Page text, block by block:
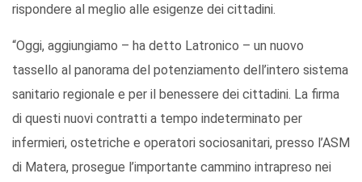
rispondere al meglio alle esigenze dei cittadini.
“Oggi, aggiungiamo – ha detto Latronico – un nuovo
tassello al panorama del potenziamento dell’intero sistema
sanitario regionale e per il benessere dei cittadini. La firma
di questi nuovi contratti a tempo indeterminato per
infermieri, ostetriche e operatori sociosanitari, presso l’ASM
di Matera, prosegue l’importante cammino intrapreso nei